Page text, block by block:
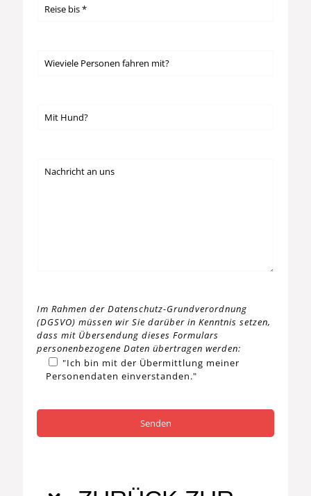
Im Rahmen der Datenschutz-Grundverordnung
(DGSVO) müssen wir Sie darüber in Kenntnis setzen,
dass mit Übersendung dieses Formulars
personenbezogene Daten übertragen werden:
"Ich bin mit der Übermittlung meiner
Personendaten einverstanden."